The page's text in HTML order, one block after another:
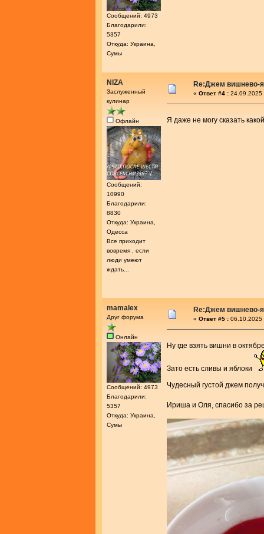
Сообщений: 4973
Благодарили:
5357
Откуда: Украина,
Сумы
NIZA
Заслуженный
кулинар
Офлайн
Сообщений:
10990
Благодарили:
8830
Откуда: Украина,
Одесса
Все приходит
вовремя , если
люди умеют
ждать...
Re:Джем вишнево-
« Ответ #4 : 24.09.2025
Я даже не могу сказать
mamalex
Друг форума
Онлайн
Сообщений: 4973
Благодарили:
5357
Откуда: Украина,
Сумы
Re:Джем вишнево-
« Ответ #5 : 06.10.2025
Ну где взять вишни в
Зато есть сливы и яблоки
Чудесный густой джем
Ириша и Оля, спасибо за